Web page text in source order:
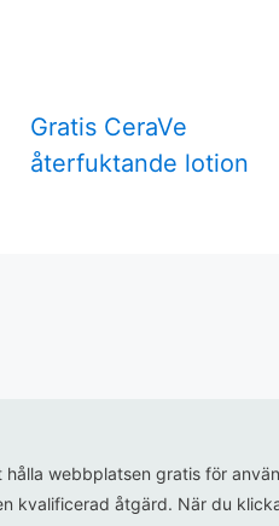
Gratis CeraVe
återfuktande lotion
webbplatsen gratis för
kvalificerad åtgärd. När du